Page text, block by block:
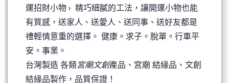
運招財小物 › 精巧細膩的工法，讓開運小物也能
有質感，送家人、送愛人、送同事、送好友都是
禮輕情意重的選擇。 健康。求子。脫單。行車平
安。事業。
台灣製造 各類宮廟文創產品、宮廟 結緣品、文創
結緣品製作，品質保證！